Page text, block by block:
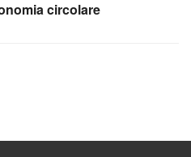
circolare